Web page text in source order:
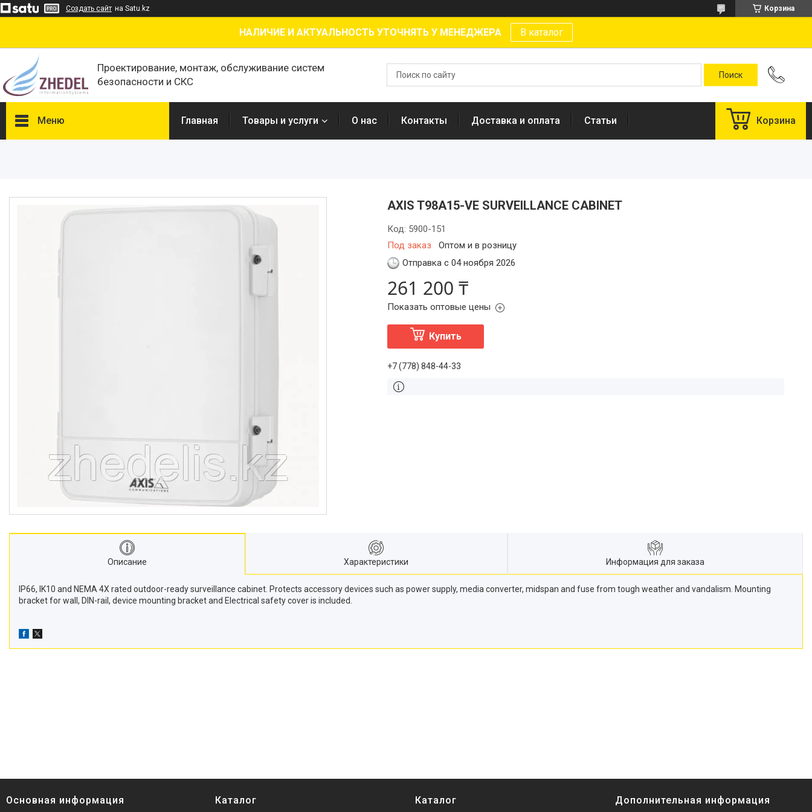
Создать сайт на Satu.kz Корзина
НАЛИЧИЕ И АКТУАЛЬНОСТЬ УТОЧНЯТЬ У МЕНЕДЖЕРА В каталог
Проектирование, монтаж, обслуживание систем
безопасности и СКС
Меню
Сертификаты
Главная Товары и услуги О нас Контакты Доставка и оплата Статьи Корзина
AXIS T98A15-VE SURVEILLANCE CABINET
Под заказ Оптом и в розницу
Код: 5900-151
Отправка с 04 ноября 2026
261 200 ₸
Показать оптовые цены
Купить
+7 (778) 848-44-33
Описание Характеристики Информация для заказа
IP66, IK10 and NEMA 4X rated outdoor-ready surveillance cabinet. Protects accessory devices such as power supply, media converter, midspan and fuse from tough weather and vandalism. Mounting
bracket for wall, DIN-rail, device mounting bracket and Electrical safety cover is included.
Основная информация Каталог Каталог Дополнительная информация